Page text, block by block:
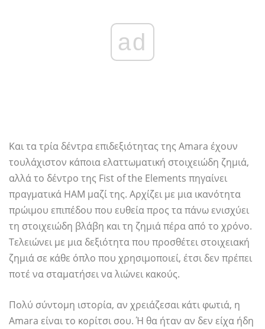
ad
Και τα τρία δέντρα επιδεξιότητας της Amara έχουν
τουλάχιστον κάποια ελαττωματική στοιχειώδη ζημιά,
αλλά το δέντρο της Fist of the Elements πηγαίνει
πραγματικά HAM μαζί της. Αρχίζει με μια ικανότητα
πρώιμου επιπέδου που ευθεία προς τα πάνω ενισχύει
τη στοιχειώδη βλάβη και τη ζημιά πέρα ​​από το χρόνο.
Τελειώνει με μια δεξιότητα που προσθέτει στοιχειακή
ζημιά σε κάθε όπλο που χρησιμοποιεί, έτσι δεν πρέπει
ποτέ να σταματήσει να λιώνει κακούς.
Πολύ σύντομη ιστορία, αν χρειάζεσαι κάτι φωτιά, η
Amara είναι το κορίτσι σου. Ή θα ήταν αν δεν είχα ήδη